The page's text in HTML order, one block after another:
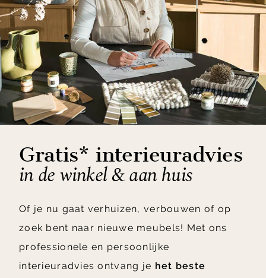
Gratis* interieuradvies
in de winkel & aan huis
Of je nu gaat verhuizen, verbouwen of op
zoek bent naar nieuwe meubels! Met ons
professionele en persoonlijke
interieuradvies ontvang je het beste